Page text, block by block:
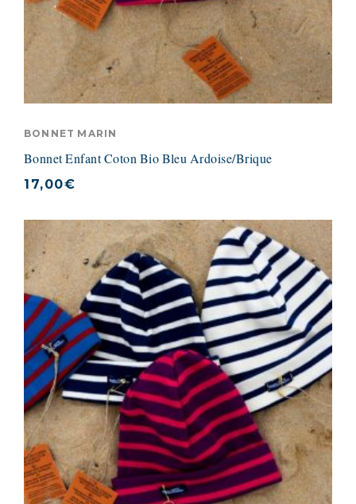
BONNET MARIN
Bonnet Enfant Coton Bio Bleu Ardoise/Brique
17,00€